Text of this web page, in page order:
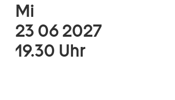
Mi
23 06 2027
19.30 Uhr